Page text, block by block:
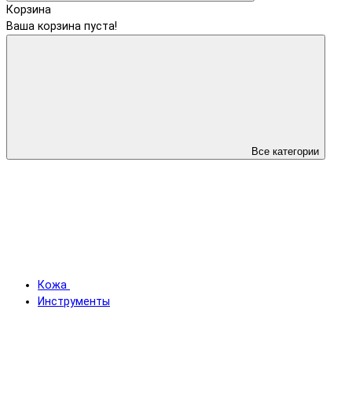
Корзина
Ваша корзина пуста!
Все категории
Кожа
Инструменты